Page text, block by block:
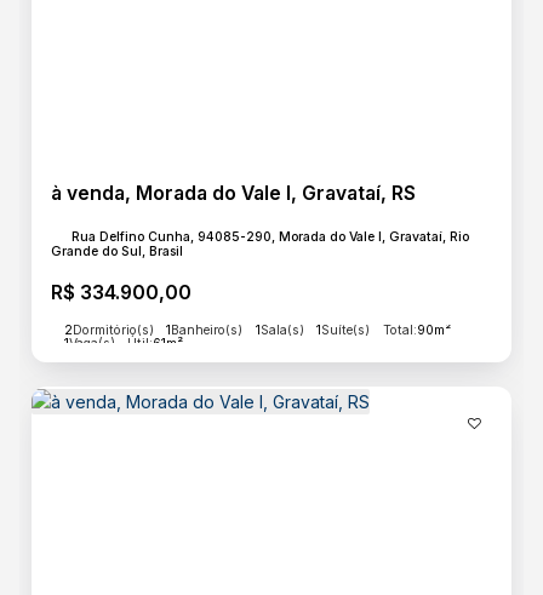
à venda, Morada do Vale I, Gravataí, RS
R$ 334.900,00
Rua Delfino Cunha, 94085-290, Morada do Vale I, Gravataí, Rio
Grande do Sul, Brasil
2Dormitório(s) 1Banheiro(s) 1Sala(s) 1Suíte(s) Total:90m²
1Vaga(s) Útil:61m²